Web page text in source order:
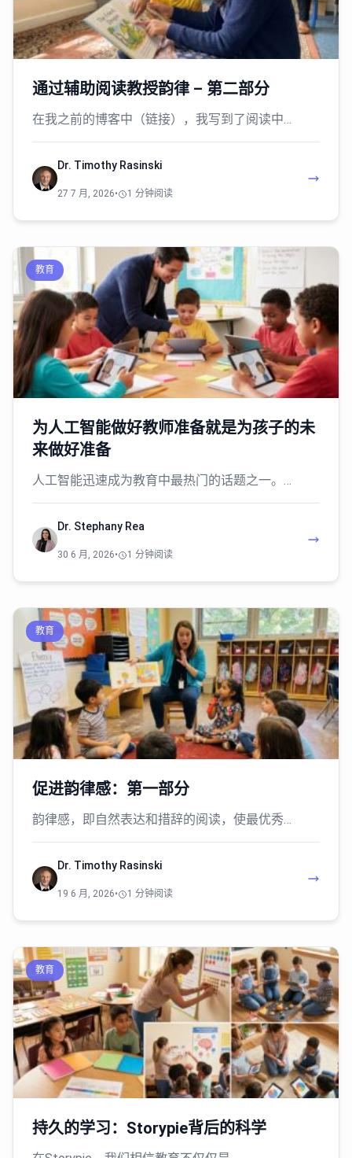
通过辅助阅读教授韵律 – 第二部分
在我之前的博客中（链接），我写到了阅读中…
Dr. Timothy Rasinski
27 7 月, 2026• 1 分钟阅读
教育
为人工智能做好教师准备就是为孩子的未
来做好准备
人工智能迅速成为教育中最热门的话题之一。…
Dr. Stephany Rea
30 6 月, 2026• 1 分钟阅读
教育
促进韵律感：第一部分
韵律感，即自然表达和措辞的阅读，使最优秀…
Dr. Timothy Rasinski
19 6 月, 2026• 1 分钟阅读
教育
持久的学习：Storypie背后的科学